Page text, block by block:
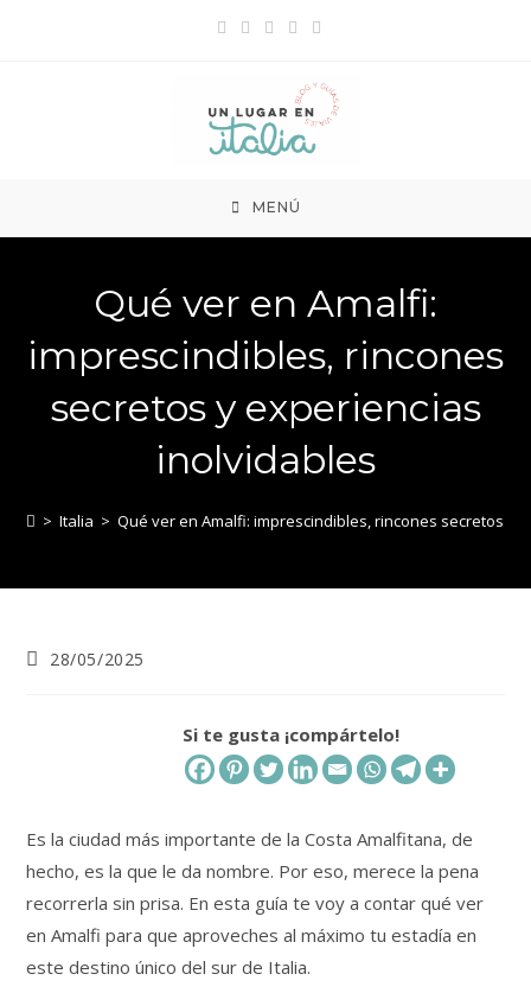
MENÚ
Qué ver en Amalfi:
imprescindibles, rincones
secretos y experiencias
inolvidables
> Italia > Qué ver en Amalfi: imprescindibles, rincones secretos y
Publicación
28/05/2025
Si te gusta ¡compártelo!
Es la ciudad más importante de la Costa Amalfitana, de
hecho, es la que le da nombre. Por eso, merece la pena
recorrerla sin prisa. En esta guía te voy a contar qué ver
en Amalfi para que aproveches al máximo tu estadía en
este destino único del sur de Italia.